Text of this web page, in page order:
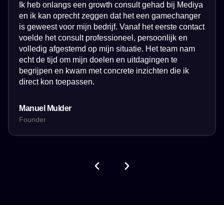
Ik heb onlangs een growth consult gehad bij Mediya
en ik kan oprecht zeggen dat het een gamechanger
is geweest voor mijn bedrijf. Vanaf het eerste contact
voelde het consult professioneel, persoonlijk en
volledig afgestemd op mijn situatie. Het team nam
echt de tijd om mijn doelen en uitdagingen te
begrijpen en kwam met concrete inzichten die ik
direct kon toepassen.
Manuel Mulder
Founder